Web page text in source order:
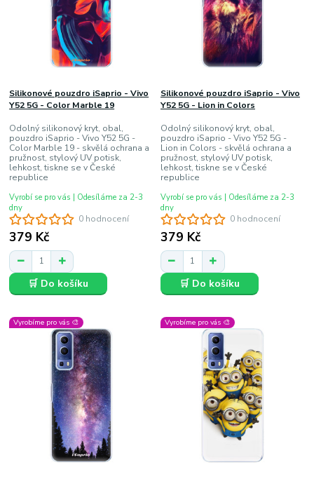
0 hodnocení
Silikonové pouzdro iSaprio - Vivo
Y52 5G - Color Marble 19
Odolný silikonový kryt, obal,
pouzdro iSaprio - Vivo Y52 5G -
Color Marble 19 - skvělá ochrana a
pružnost, stylový UV potisk,
lehkost, tiskne se v České
republice
379 Kč
Vyrobí se pro vás | Odesíláme za 2-3
dny
🛒 Do košíku
0 hodnocení
Silikonové pouzdro iSaprio - Vivo
Y52 5G - Lion in Colors
Odolný silikonový kryt, obal,
pouzdro iSaprio - Vivo Y52 5G -
Lion in Colors - skvělá ochrana a
pružnost, stylový UV potisk,
lehkost, tiskne se v České
republice
379 Kč
Vyrobí se pro vás | Odesíláme za 2-3
dny
🛒 Do košíku
Vyrobíme pro vás 🎨 Vyrobíme pro vás 🎨